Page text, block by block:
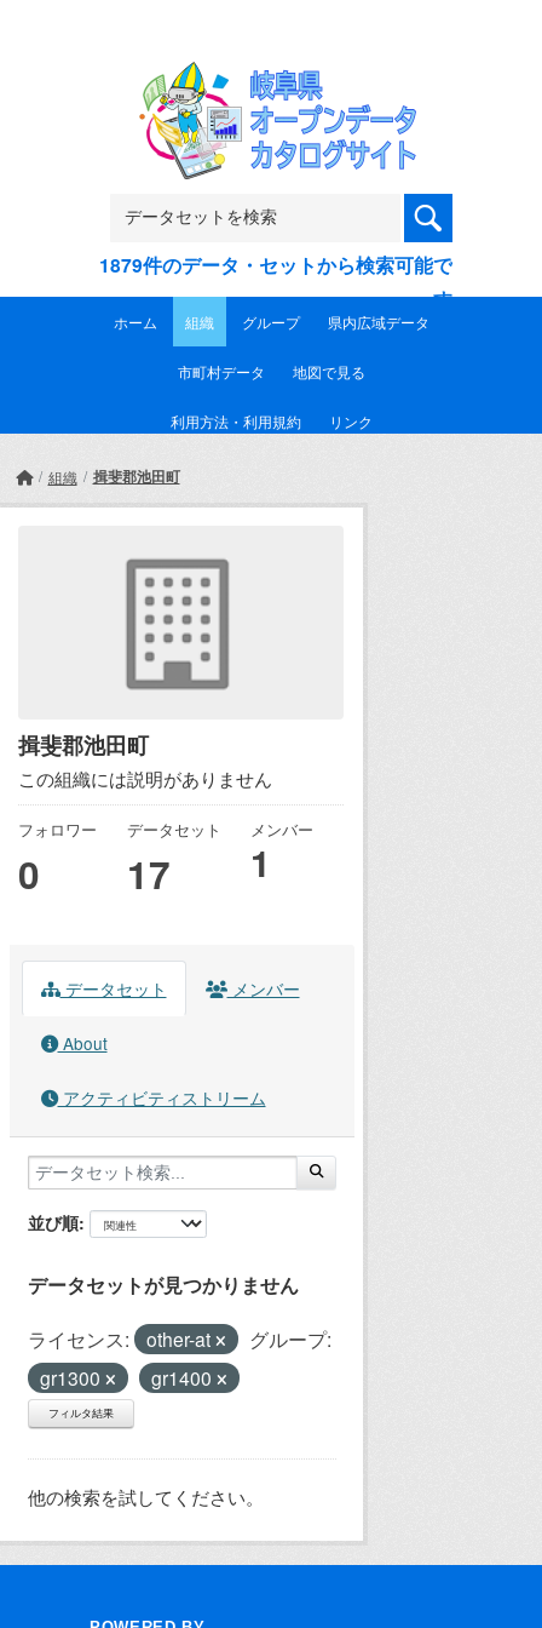
1879件のデータ・セットから検索可能で
す
ホーム 組織 グループ 県内広域データ
市町村データ 地図で見る
利用方法・利用規約 リンク
組織 揖斐郡池田町
揖斐郡池田町
この組織には説明がありません
フォロワー
0
データセット
17
メンバー
1
データセット メンバー
About
アクティビティストリーム
並び順
データセットが見つかりません
ライセンス: other-at
グループ:
gr1300
gr1400
フィルタ結果
他の検索を試してください。